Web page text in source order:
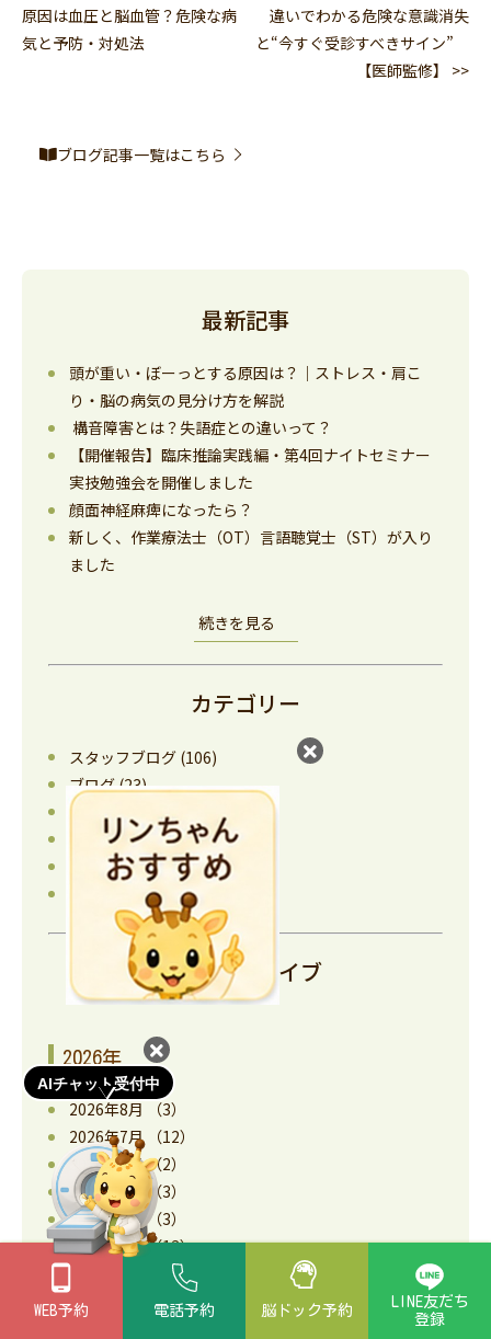
WEB予約 電話予約 脳ドック予約
LINE友だち
登録
原因は血圧と脳血管？危険な病
気と予防・対処法
違いでわかる危険な意識消失
と“今すぐ受診すべきサイン”
【医師監修】 >>
ブログ記事一覧はこちら
最新記事
頭が重い・ぼーっとする原因は？｜ストレス・肩こ
り・脳の病気の見分け方を解説
構音障害とは？失語症との違いって？
【開催報告】臨床推論実践編・第4回ナイトセミナー
実技勉強会を開催しました
顔面神経麻痺になったら？
新しく、作業療法士（OT）言語聴覚士（ST）が入り
ました
続きを見る
カテゴリー
スタッフブログ(106)
ブログ(23)
健康情報
医療機器情報 (22)
活動情報(7)
院長ブログ(13)
月別アーカイブ
2026年
2026年8月
（3）
2026年7月
（12）
2026年6月（2）
2026年5月
（3）
2026年4月（3）
2026年3月（13）
2026年2月
（4）
2026年1月
（6）
AIチャット受付中